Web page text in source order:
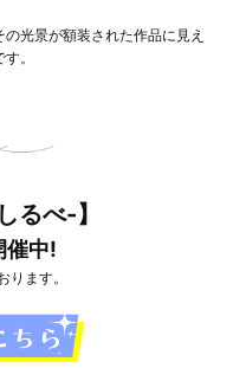
光景が額装された作品に見え
。
るべ-】
催中!
ります。